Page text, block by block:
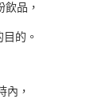
飲品，
的。
內，